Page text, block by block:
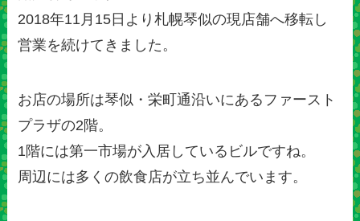
2018年11月15日より札幌琴似の現店舗へ移転し
営業を続けてきました。
お店の場所は琴似・栄町通沿いにあるファースト
プラザの2階。
1階には第一市場が入居しているビルですね。
周辺には多くの飲食店が立ち並んでいます。